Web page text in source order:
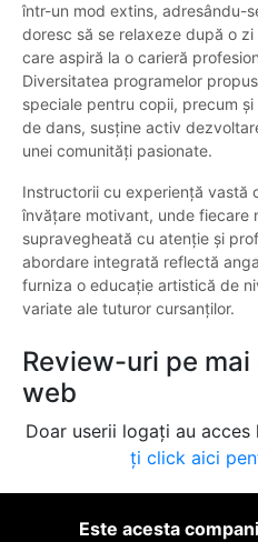
într-un mod extins, adresându-
doresc să se relaxeze după o
care aspiră la o carieră
Diversitatea programelor
speciale pentru copii, precum
de dans, susține activ
unei comunități pasionate.
Instructorii cu experiență vastă
învățare motivant, unde fiecare
supravegheată cu atenție și
abordare integrată reflectă
furniza o educație artistică de
variate ale tuturor cursanților.
Review-uri pe
web
Doar userii logați au
ți click aici
Este acesta